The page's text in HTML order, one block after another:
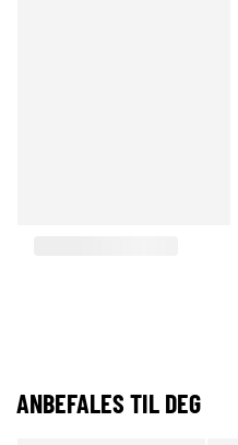
ANBEFALES TIL DEG